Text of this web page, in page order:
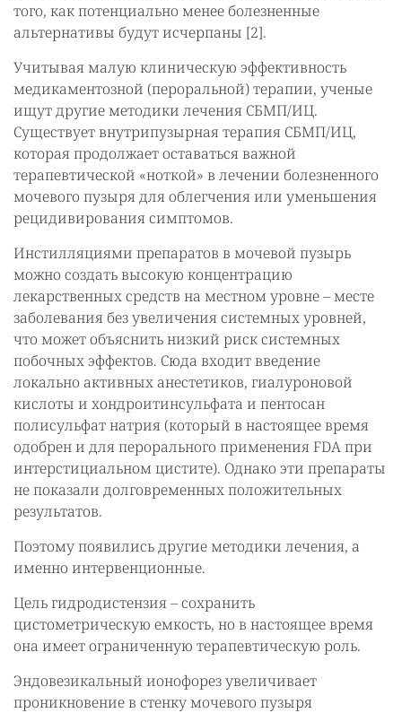
того, как потенциально менее болезненные
альтернативы будут исчерпаны [2].
Учитывая малую клиническую эффективность
медикаментозной (пероральной) терапии, ученые
ищут другие методики лечения СБМП/ИЦ.
Существует внутрипузырная терапия СБМП/ИЦ,
которая продолжает оставаться важной
терапевтической «ноткой» в лечении болезненного
мочевого пузыря для облегчения или уменьшения
рецидивирования симптомов.
Инстилляциями препаратов в мочевой пузырь
можно создать высокую концентрацию
лекарственных средств на местном уровне – месте
заболевания без увеличения системных уровней,
что может объяснить низкий риск системных
побочных эффектов. Сюда входит введение
локально активных анестетиков, гиалуроновой
кислоты и хондроитинсульфата и пентосан
полисульфат натрия (который в настоящее время
одобрен и для перорального применения FDA при
интерстициальном цистите). Однако эти препараты
не показали долговременных положительных
результатов.
Поэтому появились другие методики лечения, а
именно интервенционные.
Цель гидродистензия – сохранить
цистометрическую емкость, но в настоящее время
она имеет ограниченную терапевтическую роль.
Эндовезикальный ионофорез увеличивает
проникновение в стенку мочевого пузыря